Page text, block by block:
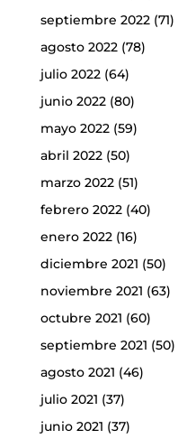
septiembre 2022(71)
agosto 2022(78)
julio 2022(64)
junio 2022(80)
mayo 2022(59)
abril 2022(50)
marzo 2022(51)
febrero 2022(40)
enero 2022(16)
diciembre 2021 (50)
noviembre 2021 (63)
octubre 2021 (60)
septiembre 2021 (50)
agosto 2021 (46)
julio 2021 (37)
junio 2021 (37)